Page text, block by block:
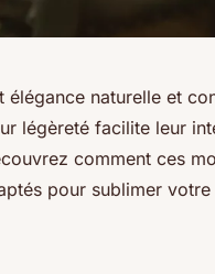
élégance naturelle et
légèreté facilite leur
comment ces
pour sublimer